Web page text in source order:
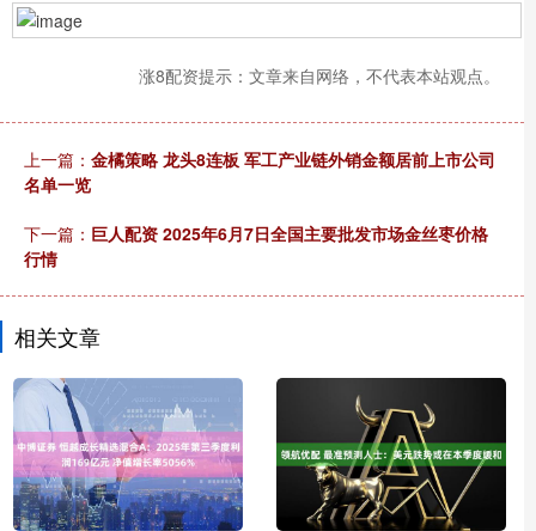
涨8配资提示：文章来自网络，不代表本站观点。
上一篇： 金橘策略 龙头8连板 军工产业链外销金额居前上市公司
名单一览
下一篇： 巨人配资 2025年6月7日全国主要批发市场金丝枣价格
行情
相关文章